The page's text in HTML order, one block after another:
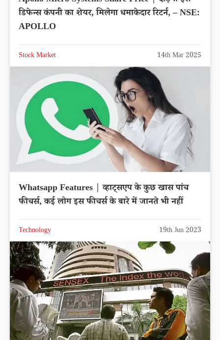
डिफेन्स कंपनी का शेयर, मिलेगा धमाकेदार रिटर्न, – NSE:
APOLLO
Stock Market 14th Mar 2025
Whatsapp Features | व्हाट्सएप के कुछ खास पांच
फीचर्स, कई लोग इस फीचर्स के बारे में जानते भी नहीं
Technology 19th Jun 2023